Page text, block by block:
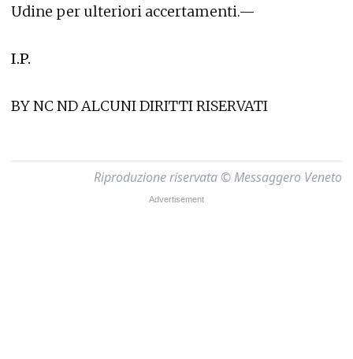
Udine per ulteriori accertamenti.—
I.P.
BY NC ND ALCUNI DIRITTI RISERVATI
Riproduzione riservata © Messaggero Veneto